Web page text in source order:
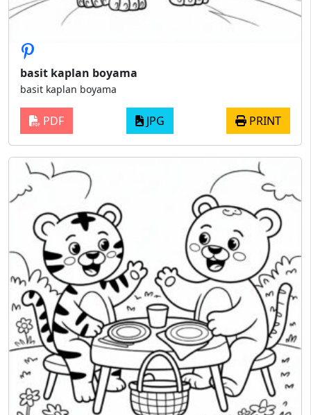
basit kaplan boyama
basit kaplan boyama
PDF JPG PRINT